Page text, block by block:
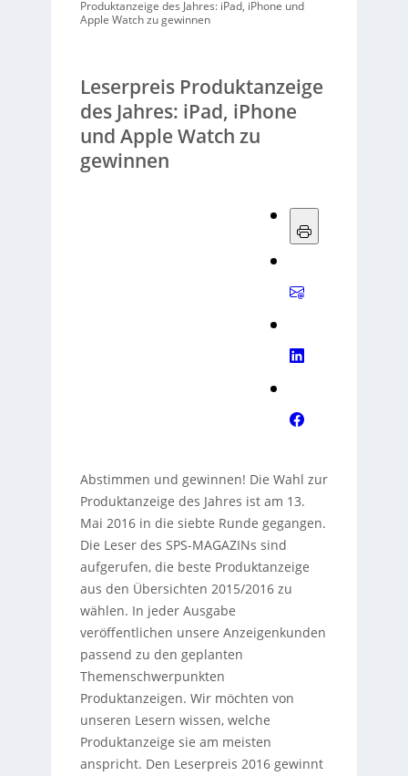
Produktanzeige des Jahres: iPad, iPhone und
Apple Watch zu gewinnen
Leserpreis Produktanzeige
des Jahres: iPad, iPhone
und Apple Watch zu
gewinnen
Abstimmen und gewinnen! Die Wahl zur
Produktanzeige des Jahres ist am 13.
Mai 2016 in die siebte Runde gegangen.
Die Leser des SPS-MAGAZINs sind
aufgerufen, die beste Produktanzeige
aus den Übersichten 2015/2016 zu
wählen. In jeder Ausgabe
veröffentlichen unsere Anzeigenkunden
passend zu den geplanten
Themenschwerpunkten
Produktanzeigen. Wir möchten von
unseren Lesern wissen, welche
Produktanzeige sie am meisten
anspricht. Den Leserpreis 2016 gewinnt